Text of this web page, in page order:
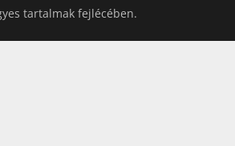
tartalmak fejlécében.